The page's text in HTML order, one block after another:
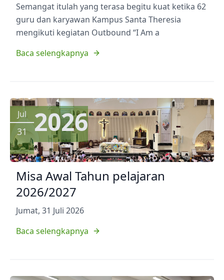
Semangat itulah yang terasa begitu kuat ketika 62
guru dan karyawan Kampus Santa Theresia
mengikuti kegiatan Outbound “I Am a
Baca selengkapnya
Jul
31 2026
Misa Awal Tahun pelajaran
2026/2027
Jumat, 31 Juli 2026
Baca selengkapnya